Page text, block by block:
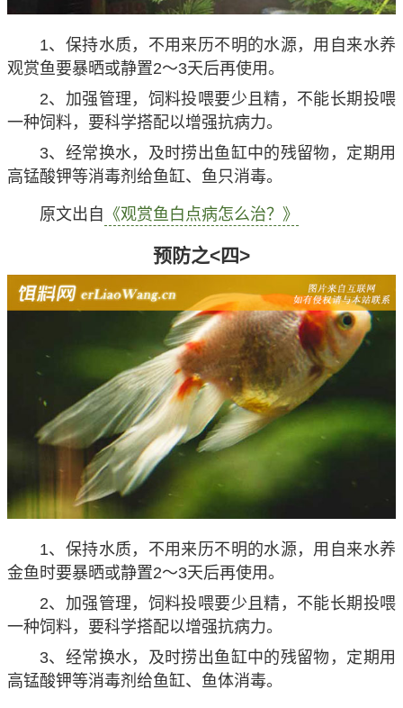
1、保持水质，不用来历不明的水源，用自来水养
观赏鱼要暴晒或静置2～3天后再使用。
2、加强管理，饲料投喂要少且精，不能长期投喂
一种饲料，要科学搭配以增强抗病力。
3、经常换水，及时捞出鱼缸中的残留物，定期用
高锰酸钾等消毒剂给鱼缸、鱼只消毒。
原文出自 《观赏鱼白点病怎么治？》
预防之<四>
1、保持水质，不用来历不明的水源，用自来水养
金鱼时要暴晒或静置2～3天后再使用。
2、加强管理，饲料投喂要少且精，不能长期投喂
一种饲料，要科学搭配以增强抗病力。
3、经常换水，及时捞出鱼缸中的残留物，定期用
高锰酸钾等消毒剂给鱼缸、鱼体消毒。